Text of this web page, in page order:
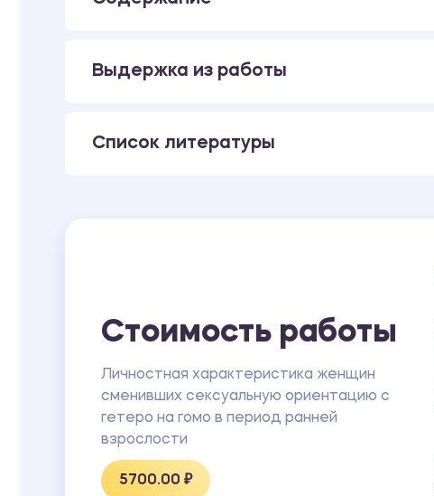
Выдержка из работы
Список литературы
Стоимость работы
Личностная характеристика женщин
сменивших сексуальную ориентацию с
гетеро на гомо в период ранней
взрослости
5700.00 ₽